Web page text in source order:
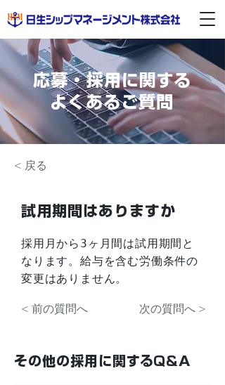
応募・採用に関する
よくあるご質問
< 戻る
試用期間はありますか
採用月から3ヶ月間は試用期間と
なります。給与を含む労働条件の
変更はありません。
< 前の質問へ 次の質問へ >
その他の採用に関するQ&A